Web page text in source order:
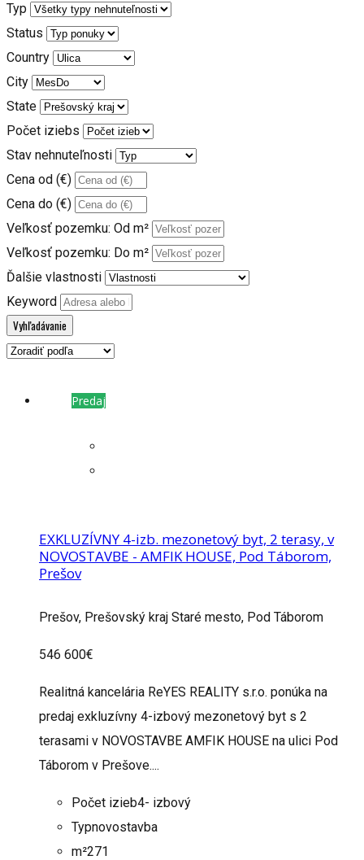
Typ
Status
Country
City
State
Počet iziebs
Stav nehnuteľnosti
Cena od (€)
Cena do (€)
Veľkosť pozemku: Od m²
Veľkosť pozemku: Do m²
Ďalšie vlastnosti
Keyword
Predaj
EXKLUZÍVNY 4-izb. mezonetový byt, 2 terasy, v
NOVOSTAVBE - AMFIK HOUSE, Pod Táborom,
Prešov
Prešov, Prešovský kraj Staré mesto, Pod Táborom
546 600€
Realitná kancelária ReYES REALITY s.r.o. ponúka na
predaj exkluzívny 4-izbový mezonetový byt s 2
terasami v NOVOSTAVBE AMFIK HOUSE na ulici Pod
Táborom v Prešove....
Počet izieb4- izbový
Typnovostavba
m²271